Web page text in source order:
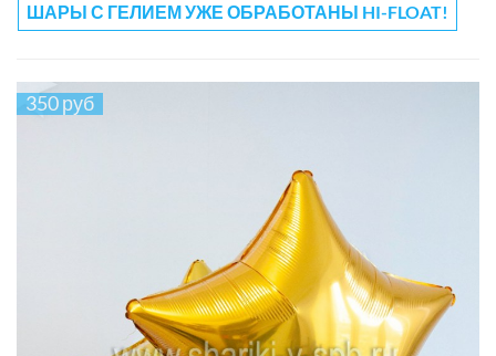
ШАРЫ С ГЕЛИЕМ УЖЕ ОБРАБОТАНЫ HI-FLOAT!
350 руб